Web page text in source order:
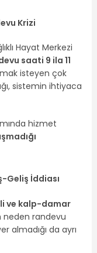
Krizi
Hayat Merkezi
saati 9 ila 11
isteyen çok
sistemin ihtiyaca
hizmet
Geliş İddiası
ve kalp-damar
neden randevu
almadığı da ayrı